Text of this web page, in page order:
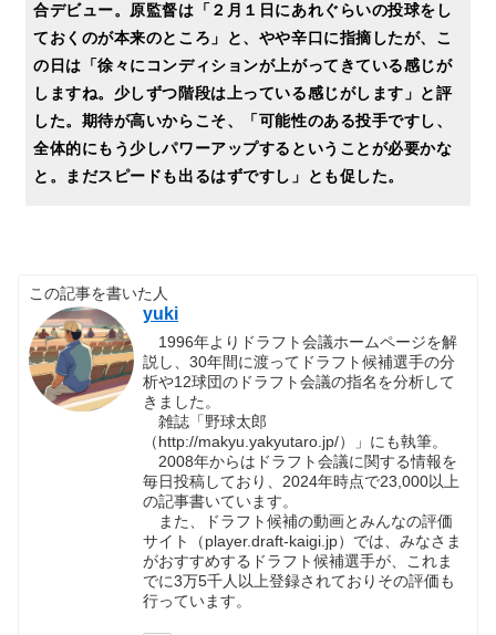
合デビュー。原監督は「２月１日にあれぐらいの投球をし
ておくのが本来のところ」と、やや辛口に指摘したが、こ
の日は「徐々にコンディションが上がってきている感じが
しますね。少しずつ階段は上っている感じがします」と評
した。期待が高いからこそ、「可能性のある投手ですし、
全体的にもう少しパワーアップするということが必要かな
と。まだスピードも出るはずですし」とも促した。
この記事を書いた人
yuki
1996年よりドラフト会議ホームページを解
説し、30年間に渡ってドラフト候補選手の分
析や12球団のドラフト会議の指名を分析して
きました。
雑誌「野球太郎
（http://makyu.yakyutaro.jp/）」にも執筆。
2008年からはドラフト会議に関する情報を
毎日投稿しており、2024年時点で23,000以上
の記事書いています。
また、ドラフト候補の動画とみんなの評価
サイト（player.draft-kaigi.jp）では、みなさま
がおすすめするドラフト候補選手が、これま
でに3万5千人以上登録されておりその評価も
行っています。